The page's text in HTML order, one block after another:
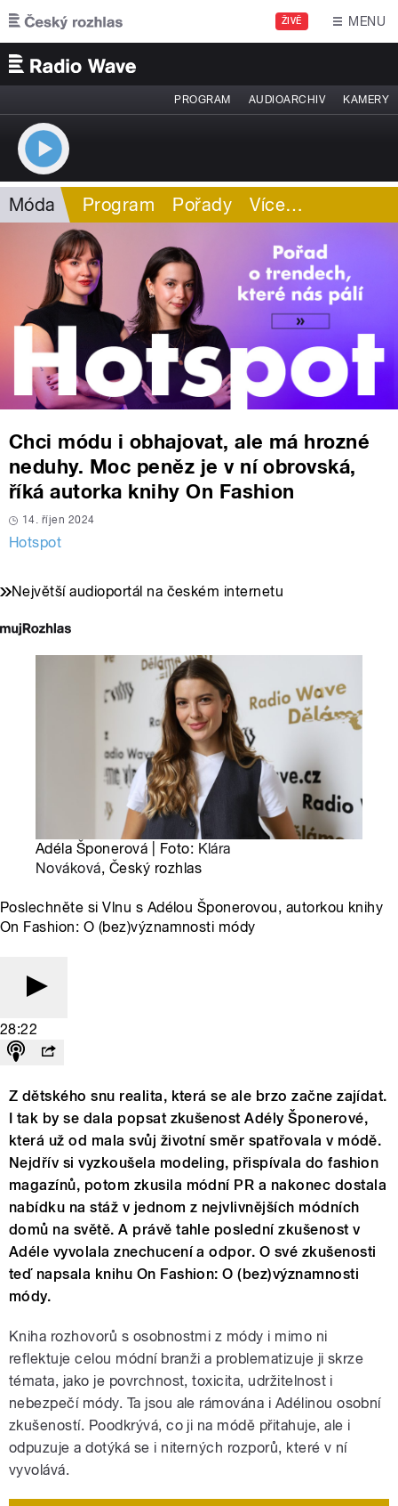
Přejít k hlavnímu obsahu
ŽIVĚ MENU
PROGRAM AUDIOARCHIV KAMERY
Móda Program Pořady Více…
Chci módu i obhajovat, ale má hrozné
neduhy. Moc peněz je v ní obrovská,
říká autorka knihy On Fashion
14. říjen 2024
Hotspot
Největší audioportál na českém internetu
Adéla Šponerová | Foto: Klára
Nováková, Český rozhlas
Poslechněte si Vlnu s Adélou Šponerovou, autorkou knihy
On Fashion: O (bez)významnosti módy
28:22
Z dětského snu realita, která se ale brzo začne zajídat.
I tak by se dala popsat zkušenost Adély Šponerové,
která už od mala svůj životní směr spatřovala v módě.
Nejdřív si vyzkoušela modeling, přispívala do fashion
magazínů, potom zkusila módní PR a nakonec dostala
nabídku na stáž v jednom z nejvlivnějších módních
domů na světě. A právě tahle poslední zkušenost v
Adéle vyvolala znechucení a odpor. O své zkušenosti
teď napsala knihu On Fashion: O (bez)významnosti
módy.
Kniha rozhovorů s osobnostmi z módy i mimo ni
reflektuje celou módní branži a problematizuje ji skrze
témata, jako je povrchnost, toxicita, udržitelnost i
nebezpečí módy. Ta jsou ale rámována i Adélinou osobní
zkušeností. Poodkrývá, co ji na módě přitahuje, ale i
odpuzuje a dotýká se i niterných rozporů, které v ní
vyvolává.